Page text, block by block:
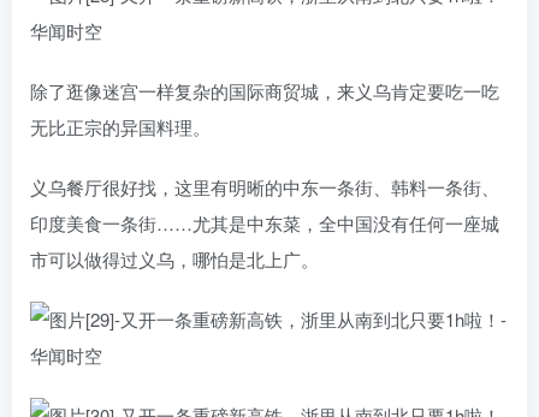
除了逛像迷宫一样复杂的国际商贸城，来义乌肯定要吃一吃
无比正宗的异国料理。
义乌餐厅很好找，这里有明晰的中东一条街、韩料一条街、
印度美食一条街……尤其是中东菜，全中国没有任何一座城
市可以做得过义乌，哪怕是北上广。